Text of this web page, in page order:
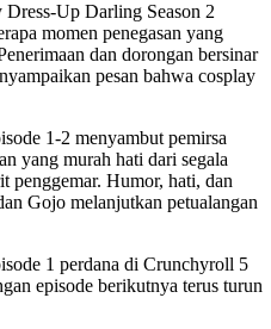
Dress-Up Darling Season 2
momen penegasan yang
dan dorongan bersinar
pesan bahwa cosplay
1-2 menyambut pemirsa
yang murah hati dari segala
penggemar. Humor, hati, dan
Gojo melanjutkan petualangan
1 perdana di Crunchyroll 5
episode berikutnya terus turun